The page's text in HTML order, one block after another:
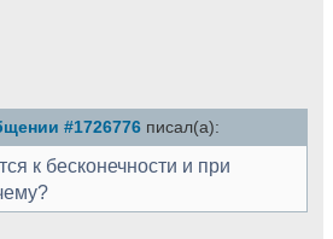
#1726776 писал(а):
к бесконечности и при